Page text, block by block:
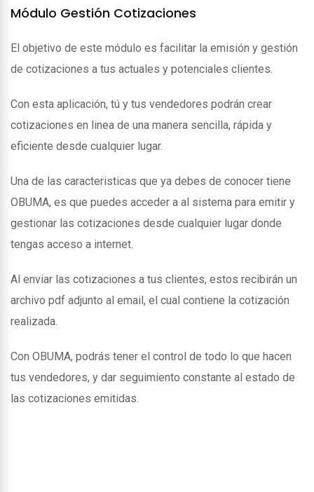
Módulo Gestión Cotizaciones
El objetivo de este módulo es facilitar la emisión y gestión
de cotizaciones a tus actuales y potenciales clientes.
Con esta aplicación, tú y tus vendedores podrán crear
cotizaciones en linea de una manera sencilla, rápida y
eficiente desde cualquier lugar.
Una de las caracteristicas que ya debes de conocer tiene
OBUMA, es que puedes acceder a al sistema para emitir y
gestionar las cotizaciones desde cualquier lugar donde
tengas acceso a internet.
Al enviar las cotizaciones a tus clientes, estos recibirán un
archivo pdf adjunto al email, el cual contiene la cotización
realizada.
Con OBUMA, podrás tener el control de todo lo que hacen
tus vendedores, y dar seguimiento constante al estado de
las cotizaciones emitidas.